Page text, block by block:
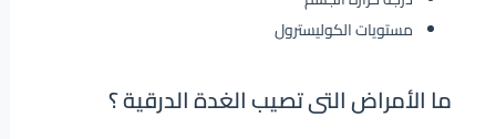
مستويات الكوليسترول
ما الأمراض التى تصيب الغدة الدرقية ؟